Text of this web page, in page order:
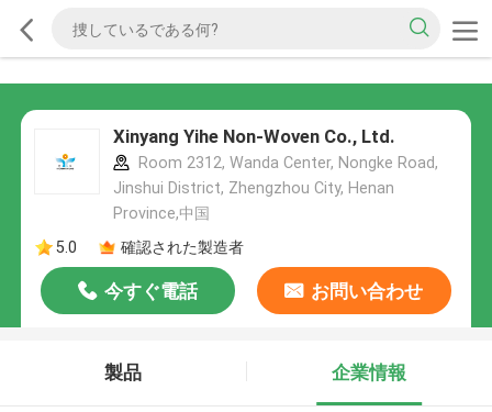
Xinyang Yihe Non-Woven Co., Ltd.
Room 2312, Wanda Center, Nongke Road,
Jinshui District, Zhengzhou City, Henan
Province,中国
5.0
確認された製造者
今すぐ電話 お問い合わせ
製品 企業情報